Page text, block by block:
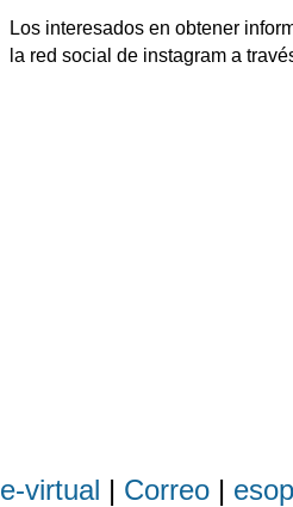
Los interesados en obtener
la red social de instagram a
e-virtual | Correo|